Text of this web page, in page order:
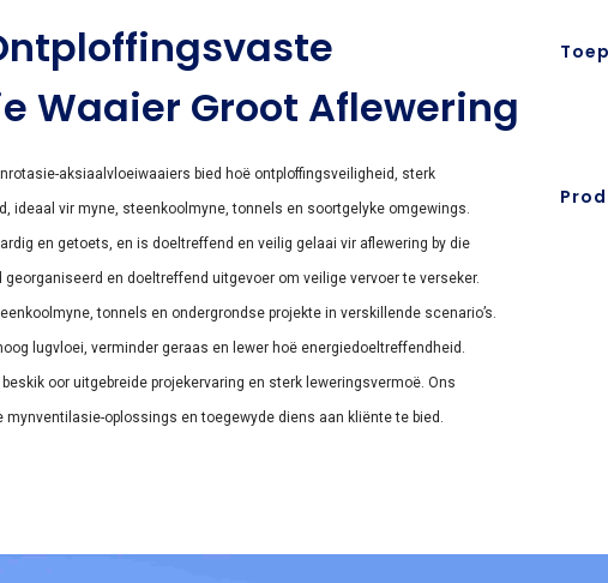
Waaier Groot Aflewering
aksiaalvloeiwaaiers bied hoë ontploffingsveiligheid, sterk
ideaal vir myne, steenkoolmyne, tonnels en soortgelyke omgewings.
en getoets, en is doeltreffend en veilig gelaai vir aflewering by die
en doeltreffend uitgevoer om veilige vervoer te verseker.
tonnels en ondergrondse projekte in verskillende scenario’s.
lugvloei, verminder geraas en lewer hoë energiedoeltreffendheid.
oor uitgebreide projekervaring en sterk leweringsvermoë. Ons
mynventilasie-oplossings en toegewyde diens aan kliënte te bied.